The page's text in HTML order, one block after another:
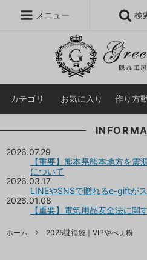
メニュー 検
カテゴリ お気に入り 作り方
2026.07.29
【重要】熊本県熊本地方を震
について
2026.03.17
LINEやSNSで贈れるe-giftがス
2026.01.08
【重要】電気用品安全法に関
ホーム 2025謎福袋｜VIPやべぇ粉
シリコンモールド